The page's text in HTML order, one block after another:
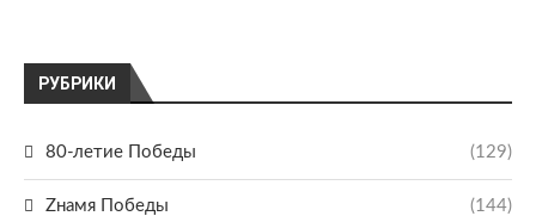
РУБРИКИ
80-летие Победы (129)
Zнамя Победы (144)